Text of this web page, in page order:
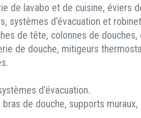
de lavabo et de cuisine, éviers
systèmes d’évacuation et
de tête, colonnes de douches,
de douche, mitigeurs
d’évacuation.
de douche, supports